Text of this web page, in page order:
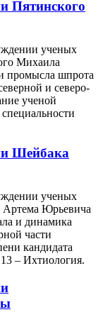
Пятинского
ученых
Михаила
промысла шпрота
и северо-
ученой
Шейбака
ученых
Артема Юрьевича
и динамика
части
кандидата
– Ихтиология.